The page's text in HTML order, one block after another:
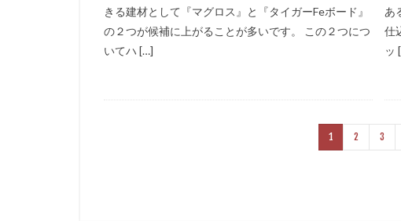
きる建材として『マグロス』と『タイガーFeボード』
の２つが候補に上がることが多いです。 この２つにつ
いてハ […]
あ
仕
ッ
1 2 3